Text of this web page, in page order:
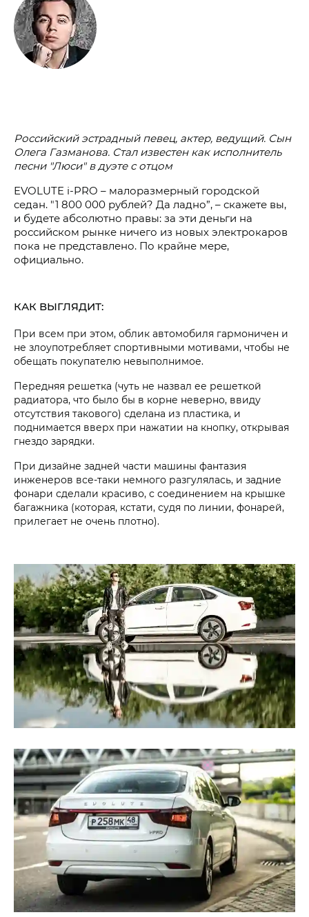
Российский эстрадный певец, актер, ведущий. Сын
Олега Газманова. Стал известен как исполнитель
песни "Люси" в дуэте с отцом
EVOLUTE i‑PRO – малоразмерный городской
седан. "1 800 000 рублей? Да ладно”, – скажете вы,
и будете абсолютно правы: за эти деньги на
российском рынке ничего из новых электрокаров
пока не представлено. По крайне мере,
официально.
КАК ВЫГЛЯДИТ:
При всем при этом, облик автомобиля гармоничен и
не злоупотребляет спортивными мотивами, чтобы не
обещать покупателю невыполнимое.
Передняя решетка (чуть не назвал ее решеткой
радиатора, что было бы в корне неверно, ввиду
отсутствия такового) сделана из пластика, и
поднимается вверх при нажатии на кнопку, открывая
гнездо зарядки.
При дизайне задней части машины фантазия
инженеров все-таки немного разгулялась, и задние
фонари сделали красиво, с соединением на крышке
багажника (которая, кстати, судя по линии, фонарей,
прилегает не очень плотно).